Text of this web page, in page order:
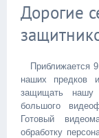
Дорогие
Приближается
наших предков
защищать нашу
большого
Готовый
обработку